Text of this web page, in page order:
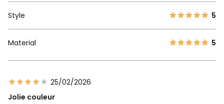
Style 5
Material 5
25/02/2026
Jolie couleur